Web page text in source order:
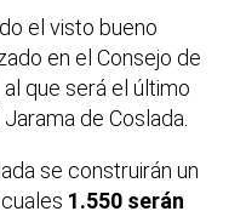
el visto bueno
en el Consejo de
que será el último
de Coslada.
se construirán un
1.550 serán